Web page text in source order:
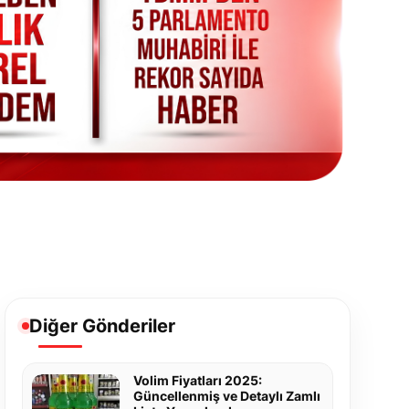
Diğer Gönderiler
Volim Fiyatları 2025:
Güncellenmiş ve Detaylı Zamlı